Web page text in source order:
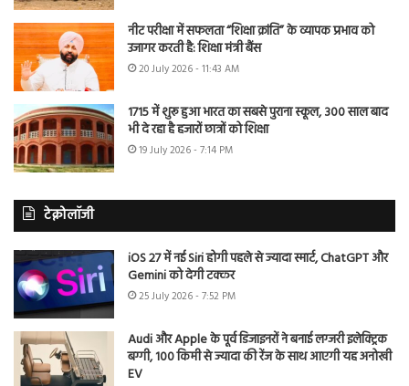
नीट परीक्षा में सफलता “शिक्षा क्रांति” के व्यापक प्रभाव को
उजागर करती है: शिक्षा मंत्री बैंस
20 July 2026 - 11:43 AM
1715 में शुरू हुआ भारत का सबसे पुराना स्कूल, 300 साल बाद
भी दे रहा है हजारों छात्रों को शिक्षा
19 July 2026 - 7:14 PM
टेक्नोलॉजी
iOS 27 में नई Siri होगी पहले से ज्यादा स्मार्ट, ChatGPT और
Gemini को देगी टक्कर
25 July 2026 - 7:52 PM
Audi और Apple के पूर्व डिजाइनरों ने बनाई लग्जरी इलेक्ट्रिक
बग्गी, 100 किमी से ज्यादा की रेंज के साथ आएगी यह अनोखी
EV